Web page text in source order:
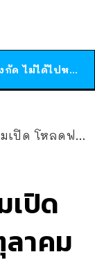
ได้เวลาเด็กหนวดรวมตัว RF Online Next เปิดให้เล่นแล้ว เกม Sci-Fi MMORPG ระดับตำนาน เล่นได้ทั้งมือถือและ PC
ฟรีถาวร 18 ตุลาคมนี้
เปิด
าคม